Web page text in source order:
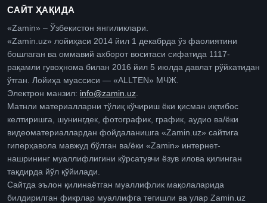
САЙТ ҲАҚИДА
«Zamin» – Ўзбекистон янгиликлари.
«Zamin.uz» лойиҳаси 2014 йил 1 декабрда ўз фаолиятини
бошлаган ва оммавий ахборот воситаси сифатида 1117-
рақамли гувоҳнома билан 2016 йил 5 июлда давлат рўйхатидан
ўтган. Лойиҳа муассиси — «ALLTEN» МЧЖ.
Электрон манзил: info@zamin.uz
Матнли материалларни тўлиқ кўчириш ёки қисман иқтибос
келтиришга, шунингдек, фотографик, график, аудио ва/ёки
видеоматериаллардан фойдаланишга «Zamin.uz» сайтига
гиперҳавола мавжуд бўлган ва/ёки «Zamin» интернет-
нашрининг муаллифлигини кўрсатувчи ёзув илова қилинган
тақдирда йўл қўйилади.
Сайтда эълон қилинаётган муаллифлик мақолаларида
билдирилган фикрлар муаллифга тегишли ва улар Zamin.uz